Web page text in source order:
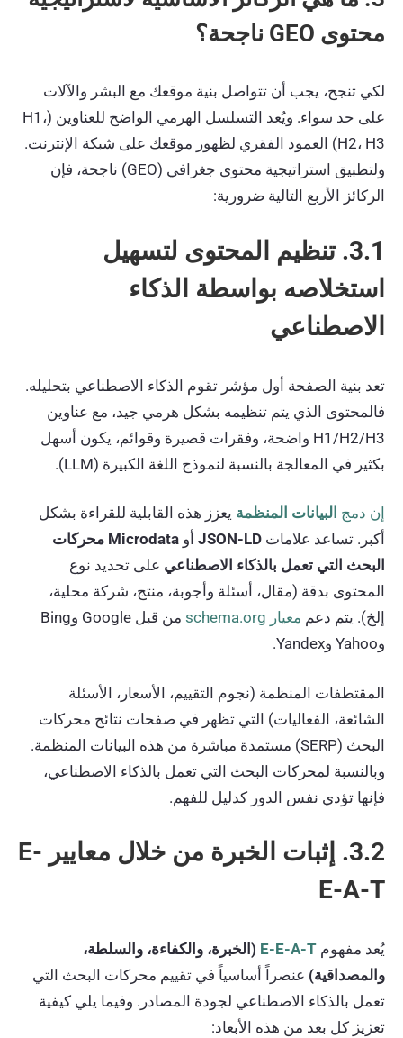
محتوى GEO ناجحة؟
لكي تنجح، يجب أن تتواصل بنية موقعك مع البشر والآلات
على حد سواء. ويُعد التسلسل الهرمي الواضح للعناوين (H1،
H2، H3) العمود الفقري لظهور موقعك على شبكة الإنترنت.
ولتطبيق استراتيجية محتوى جغرافي (GEO) ناجحة، فإن
الركائز الأربع التالية ضرورية:
3.1. تنظيم المحتوى لتسهيل
استخلاصه بواسطة الذكاء
الاصطناعي
تعد بنية الصفحة أول مؤشر تقوم الذكاء الاصطناعي بتحليله.
فالمحتوى الذي يتم تنظيمه بشكل هرمي جيد، مع عناوين
H1/H2/H3 واضحة، وفقرات قصيرة وقوائم، يكون أسهل
بكثير في المعالجة بالنسبة لنموذج اللغة الكبيرة (LLM).
إن دمج البيانات المنظمة يعزز هذه القابلية للقراءة بشكل
أكبر. تساعد علامات JSON-LD أو Microdata محركات
البحث التي تعمل بالذكاء الاصطناعي على تحديد نوع
المحتوى بدقة (مقال، أسئلة وأجوبة، منتج، شركة محلية،
إلخ). يتم دعم معيار schema.org
من قبل Google وBing
وYahoo وYandex.
المقتطفات المنظمة (نجوم التقييم، الأسعار، الأسئلة
الشائعة، الفعاليات) التي تظهر في صفحات نتائج محركات
البحث (SERP) مستمدة مباشرة من هذه البيانات المنظمة.
وبالنسبة لمحركات البحث التي تعمل بالذكاء الاصطناعي،
فإنها تؤدي نفس الدور كدليل للفهم.
3.2. إثبات الخبرة من خلال معايير E-
E-A-T
يُعد مفهوم E-E-A-T (الخبرة، والكفاءة، والسلطة،
والمصداقية) عنصراً أساسياً في تقييم محركات البحث التي
تعمل بالذكاء الاصطناعي لجودة المصادر. وفيما يلي كيفية
تعزيز كل بعد من هذه الأبعاد: